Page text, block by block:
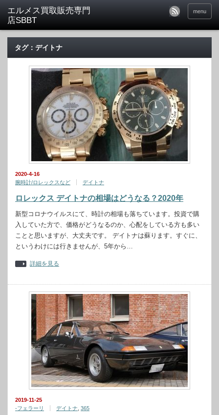
menu
タグ：デイトナ
2020-4-16
腕時計/ロレックスなど
デイトナ
ロレックス デイトナの相場はどうなる？2020年
新型コロナウイルスにて、時計の相場も落ちています。投資で購
入していた方で、価格がどうなるのか、心配をしている方も多い
ことと思いますが、大丈夫です。 デイトナは蘇ります。すぐに、
というわけには行きませんが、5年から…
詳細を見る
2019-11-25
-フェラーリ
デイトナ 365